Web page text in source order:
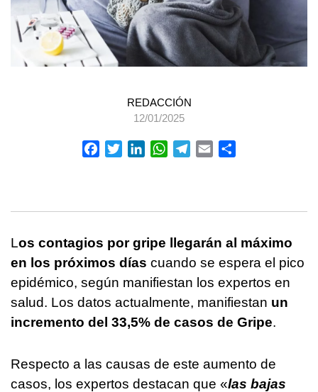
REDACCIÓN
12/01/2025
FacebookTwitterLinkedInWhatsApp
Telegram
Email
Los contagios por gripe llegarán al máximo
en los próximos días cuando se espera el pico
epidémico, según manifiestan los expertos en
salud. Los datos actualmente, manifiestan un
incremento del 33,5% de casos de Gripe.
Respecto a las causas de este aumento de
casos, los expertos destacan que «las bajas